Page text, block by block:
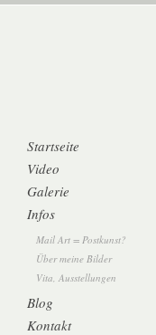
Startseite
Video
Galerie
Infos
Mail Art = Postkunst?
Über meine Bilder
Vita, Ausstellungen
Blog
Kontakt